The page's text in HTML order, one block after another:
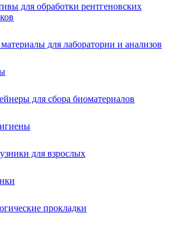
для обработки рентгеновских
для лаборатории и анализов
для сбора биоматериалов
для взрослых
прокладки